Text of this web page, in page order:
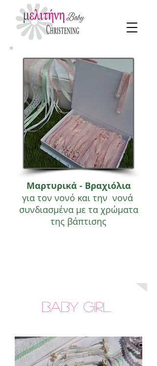
Μαρτυρικά - Βραχιόλια
για τον νονό και την νονά
συνδιασμένα με τα χρώματα
της βάπτισης
Baby GIRL